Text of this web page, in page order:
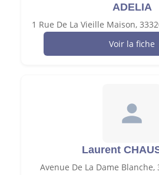
ADELIA
1 Rue De La Vieille Maison,
Voir la fiche
Laurent
Avenue De La Dame Blanche,